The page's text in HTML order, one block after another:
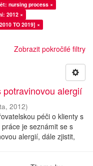
nursing process ×
2012 ×
TO 2019] ×
Zobrazit pokročilé filtry
alergií
, 2012)
péči o klienty s
je seznámit se s
alergií, dále zjistit,